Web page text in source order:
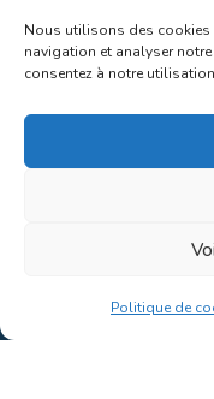
Nous utilisons des cookies
navigation et analyser
consentez à notre
Politique de
Liens régionaux
Liens
Liens
Au